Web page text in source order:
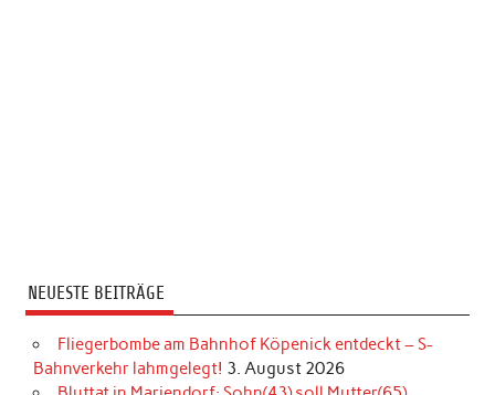
NEUESTE BEITRÄGE
Fliegerbombe am Bahnhof Köpenick entdeckt – S-
Bahnverkehr lahmgelegt! 3. August 2026